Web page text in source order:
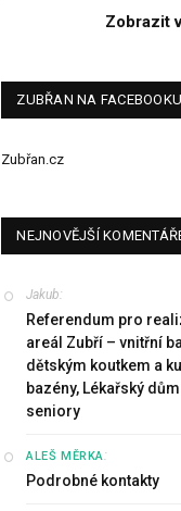
Zobrazit
ZUBŘAN NA FACEBOOKU
Zubřan.cz
NEJNOVĚJŠÍ
Jakub:
Referendum pro
areál Zubří – vnitřní
dětským koutkem a
bazény, Lékařský
seniory
ALEŠ MĚRKA:
Podrobné kontakty